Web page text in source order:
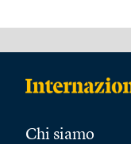
Chi siamo